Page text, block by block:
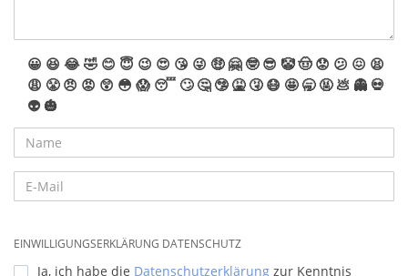
😀 😆 😂🤣 😊 😇 😉 😍 😘 😜 🤑 🤗 🤓 😎 🤡🤠 😟 😕 😖 😫
😩 😤 😠 😡 😲 😳 😱 😴 🙄 🤔 🤥 🤮 🤧 😷 🤩 🥱 🤬 💩 👻 💀
👽 🎃
EINWILLIGUNGSERKLÄRUNG DATENSCHUTZ
Ja, ich habe die Datenschutzerklärung zur Kenntnis